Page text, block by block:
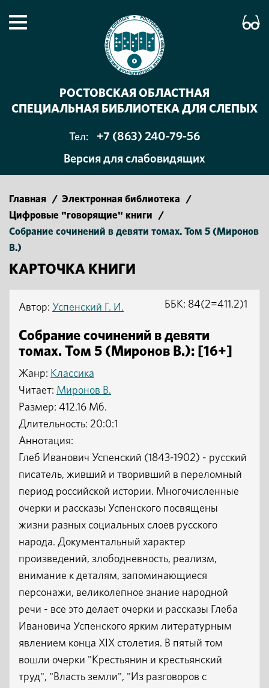
РОСТОВСКАЯ ОБЛАСТНАЯ
СПЕЦИАЛЬНАЯ БИБЛИОТЕКА ДЛЯ СЛЕПЫХ
Тел:
+7 (863) 240-79-56
Версия для слабовидящих
Главная / Электронная библиотека
/
Цифровые "говорящие" книги
/
Собрание сочинений в девяти томах. Том 5 (Миронов
В.)
КАРТОЧКА КНИГИ
Автор: Успенский Г. И.
Собрание сочинений в девяти
томах. Том 5 (Миронов В.): [16+]
Жанр: Классика
Читает: Миронов В.
ББК: 84(2=411.2)1
Размер: 412.16 Мб.
Длительность: 20:0:1
Аннотация:
Глеб Иванович Успенский (1843-1902) - русский
писатель, живший и творивший в переломный
период российской истории. Многочисленные
очерки и рассказы Успенского посвящены
жизни разных социальных слоев русского
народа. Документальный характер
произведений, злободневность, реализм,
внимание к деталям, запоминающиеся
персонажи, великолепное знание народной
речи - все это делает очерки и рассказы Глеба
Ивановича Успенского ярким литературным
явлением конца XIX столетия. В пятый том
вошли очерки "Крестьянин и крестьянский
труд", "Власть земли", "Из разговоров с